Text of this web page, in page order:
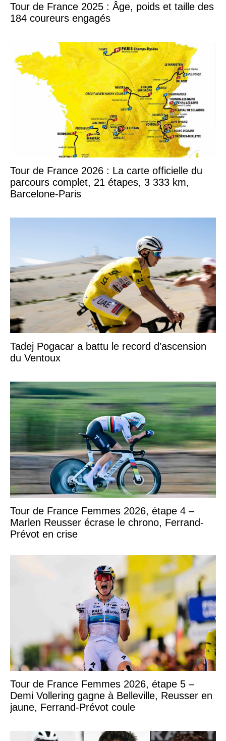
Tour de France 2025 : Âge, poids et taille des
184 coureurs engagés
Tour de France 2026 : La carte officielle du
parcours complet, 21 étapes, 3 333 km,
Barcelone-Paris
Tadej Pogacar a battu le record d’ascension
du Ventoux
Tour de France Femmes 2026, étape 4 –
Marlen Reusser écrase le chrono, Ferrand-
Prévot en crise
Tour de France Femmes 2026, étape 5 –
Demi Vollering gagne à Belleville, Reusser en
jaune, Ferrand-Prévot coule